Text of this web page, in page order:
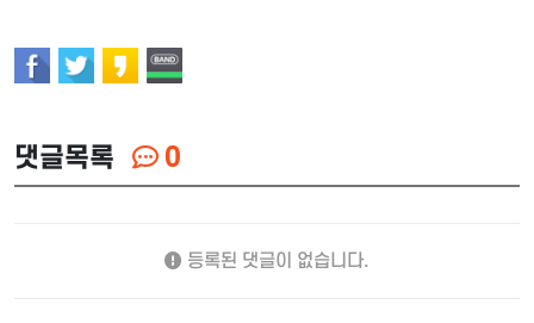
댓글목록 0
등록된 댓글이 없습니다.